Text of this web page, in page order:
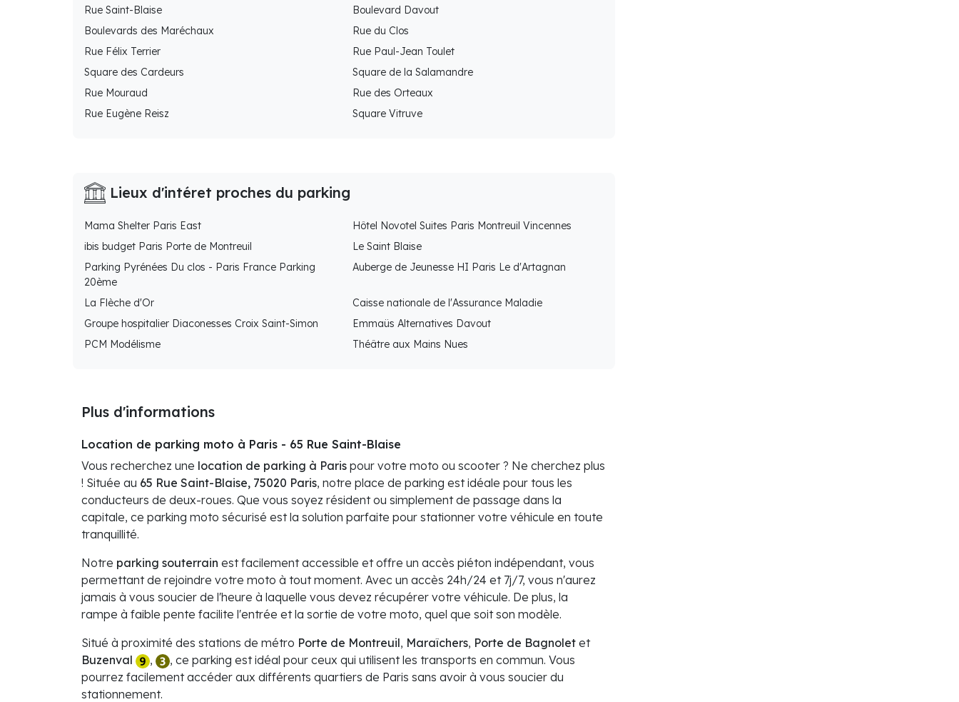
Rue Saint-Blaise
Boulevard Davout
Boulevards des Maréchaux
Rue du Clos
Rue Félix Terrier
Rue Paul-Jean Toulet
Square des Cardeurs
Square de la Salamandre
Rue Mouraud
Rue des Orteaux
Rue Eugène Reisz
Square Vitruve
Lieux d'intéret proches du parking
Mama Shelter Paris East
Hôtel Novotel Suites Paris Montreuil Vincennes
ibis budget Paris Porte de Montreuil
Le Saint Blaise
Parking Pyrénées Du clos - Paris France Parking
20ème
Auberge de Jeunesse HI Paris Le d'Artagnan
La Flèche d'Or
Caisse nationale de l'Assurance Maladie
Groupe hospitalier Diaconesses Croix Saint-Simon
Emmaüs Alternatives Davout
PCM Modélisme
Théâtre aux Mains Nues
Plus d'informations
Location de parking moto à Paris - 65 Rue Saint-Blaise
Vous recherchez une location de parking à Paris pour votre moto ou scooter ? Ne cherchez plus
! Située au 65 Rue Saint-Blaise, 75020 Paris, notre place de parking est idéale pour tous les
conducteurs de deux-roues. Que vous soyez résident ou simplement de passage dans la
capitale, ce parking moto sécurisé est la solution parfaite pour stationner votre véhicule en toute
tranquillité.
Notre parking souterrain est facilement accessible et offre un accès piéton indépendant, vous
permettant de rejoindre votre moto à tout moment. Avec un accès 24h/24 et 7j/7, vous n'aurez
jamais à vous soucier de l'heure à laquelle vous devez récupérer votre véhicule. De plus, la
rampe à faible pente facilite l'entrée et la sortie de votre moto, quel que soit son modèle.
Situé à proximité des stations de métro Porte de Montreuil, Maraîchers, Porte de Bagnolet et
Buzenval
,
, ce parking est idéal pour ceux qui utilisent les transports en commun. Vous
pourrez facilement accéder aux différents quartiers de Paris sans avoir à vous soucier du
stationnement.